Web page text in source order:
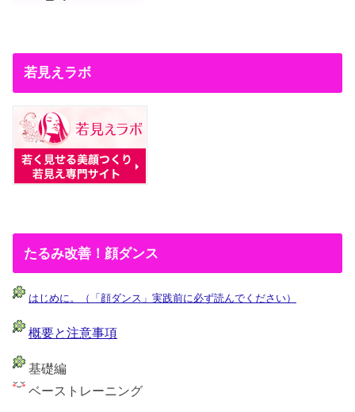
若見えラボ
たるみ改善！顔ダンス
はじめに。（「顔ダンス」実践前に必ず読んでください）
概要と注意事項
基礎編
ベーストレーニング